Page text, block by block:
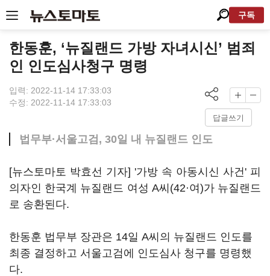
구독
한동훈, ‘뉴질랜드 가방 자녀시신’ 범죄
인 인도심사청구 명령
입력: 2022-11-14 17:33:03
수정: 2022-11-14 17:33:03
답글쓰기
법무부·서울고검, 30일 내 뉴질랜드 인도
[뉴스토마토 박효선 기자] '가방 속 아동시신 사건' 피
의자인 한국계 뉴질랜드 여성 A씨(42·여)가 뉴질랜드
로 송환된다.
한동훈 법무부 장관은 14일 A씨의 뉴질랜드 인도를
최종 결정하고 서울고검에 인도심사 청구를 명령했
다.